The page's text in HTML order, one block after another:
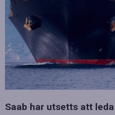
Saab har utsetts att